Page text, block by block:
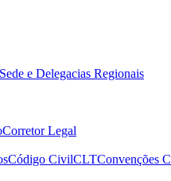
Sede e Delegacias Regionais
Corretor Legal
Código CivilCLTConvenções